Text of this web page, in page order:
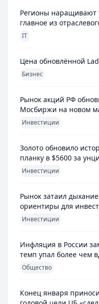
Регионы
главное из
IT
Цена обновлённой
Бизнес
Рынок акций РФ
Мосбиржи на новом
Инвестиции
Золото обновило
планку в $5600 за
Инвестиции
Рынок затаил
ориентиры для
Инвестиции
Инфляция в России
темп упал более чем
Общество
Конец января